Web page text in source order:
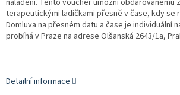
naladění. Tento voucher umožní obdarovanému
terapeutickými ladičkami přesně v čase, kdy se
Domluva na přesném datu a čase je individuální
probíhá v Praze na adrese Olšanská 2643/1a,
Detailní informace